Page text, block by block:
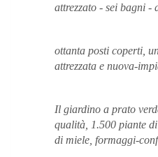
attrezzato - sei bagni -
ottanta posti coperti,
attrezzata e nuova-
Il giardino a prato
qualità, 1.500 piante
di miele, formaggi-